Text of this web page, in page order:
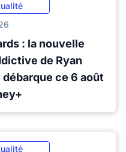
: la nouvelle
de Ryan
ce 6 août